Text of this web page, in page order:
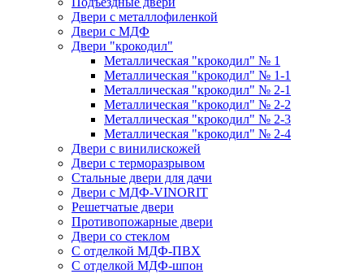
Двери с металлофиленкой
Двери с МДФ
Двери "крокодил"
Металлическая "крокодил" № 1
Металлическая "крокодил" № 1-1
Металлическая "крокодил" № 2-1
Металлическая "крокодил" № 2-2
Металлическая "крокодил" № 2-3
Металлическая "крокодил" № 2-4
Двери с винилискожей
Двери с терморазрывом
Стальные двери для дачи
Двери с МДФ-VINORIT
Решетчатые двери
Противопожарные двери
Двери со стеклом
С отделкой МДФ-ПВХ
С отделкой МДФ-шпон